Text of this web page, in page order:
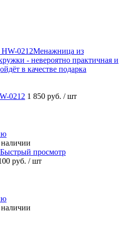
0212 1 850 руб. / шт
Быстрый просмотр
руб. / шт